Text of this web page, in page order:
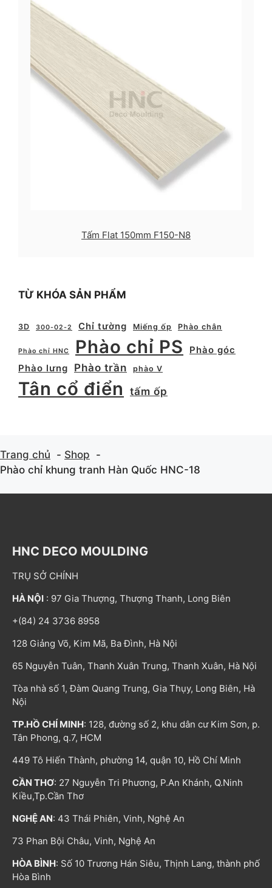
Tấm Flat 150mm F150-N8
TỪ KHÓA SẢN PHẨM
3D 300-02-2 Chỉ tường Miếng ốp Phào chân
Phào chỉ HNC Phào chỉ PS
Phào góc
Phào lưng
Phào trần phào V
Tân cổ điển tấm ốp
Trang chủ
Shop
Phào chỉ khung tranh Hàn Quốc HNC-18
HNC DECO MOULDING
TRỤ SỞ CHÍNH
HÀ NỘI : 97 Gia Thượng, Thượng Thanh, Long Biên
+(84) 24 3736 8958
128 Giảng Võ, Kim Mã, Ba Đình, Hà Nội
65 Nguyễn Tuân, Thanh Xuân Trung, Thanh Xuân, Hà Nội
Tòa nhà số 1, Đàm Quang Trung, Gia Thụy, Long Biên, Hà
Nội
TP.HỒ CHÍ MINH: 128, đường số 2, khu dân cư Kim Sơn, p.
Tân Phong, q.7, HCM
449 Tô Hiến Thành, phường 14, quận 10, Hồ Chí Minh
CẦN THƠ: 27 Nguyễn Tri Phương, P.An Khánh, Q.Ninh
Kiều,Tp.Cần Thơ
NGHỆ AN: 43 Thái Phiên, Vinh, Nghệ An
73 Phan Bội Châu, Vinh, Nghệ An
HÒA BÌNH: Số 10 Trương Hán Siêu, Thịnh Lang, thành phố
Hòa Bình